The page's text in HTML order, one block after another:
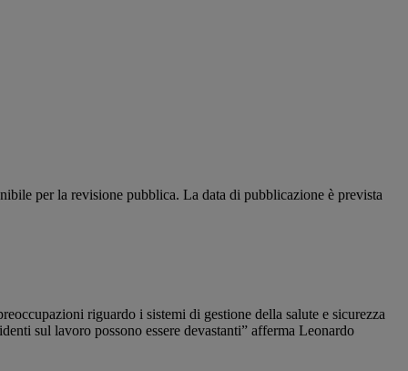
per la revisione pubblica. La data di pubblicazione è prevista
riguardo i sistemi di gestione della salute e sicurezza
sul lavoro possono essere devastanti” afferma Leonardo